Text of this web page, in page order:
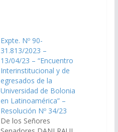
Expte. Nº 90-
31.813/2023 –
13/04/23 – “Encuentro
Interinstitucional y de
egresados de la
Universidad de Bolonia
en Latinoamérica” –
Resolución Nº 34/23
De los Señores